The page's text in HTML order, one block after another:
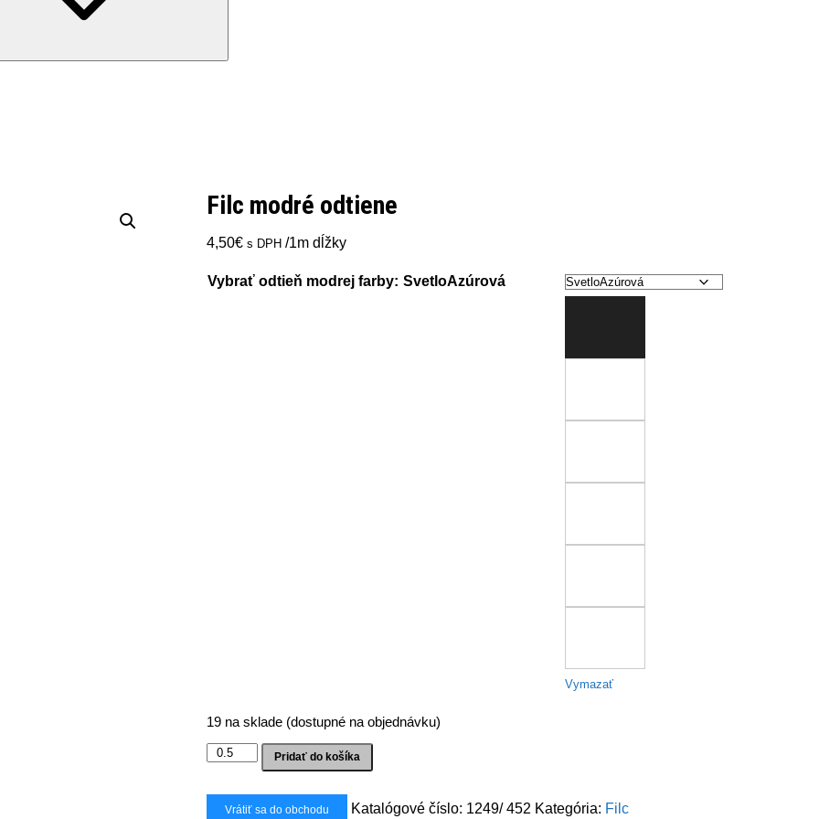
Filc modré odtiene
4,50€ s DPH /1m dĺžky
Vybrať odtieň modrej farby: SvetloAzúrová
Vymazať
19 na sklade (dostupné na objednávku)
množstvo
Filc
odtiene
Pridať do košíka
Vrátiť sa do obchodu Katalógové číslo: 1249/ 452 Kategória: Filc